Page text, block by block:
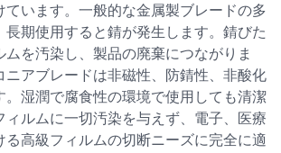
ています。一般的な金属製ブレードの多
長期使用すると錆が発生します。錆びた
ムを汚染し、製品の廃棄につながりま
ニアブレードは非磁性、防錆性、非酸化
。湿潤で腐食性の環境で使用しても清潔
ィルムに一切汚染を与えず、電子、医療
る高級フィルムの切断ニーズに完全に適